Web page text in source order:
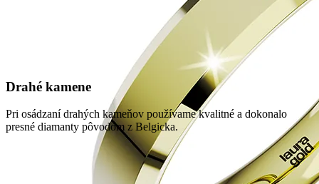
Drahé kamene
Pri osádzaní drahých kameňov používame kvalitné a dokonalo
presné diamanty pôvodom z Belgicka.